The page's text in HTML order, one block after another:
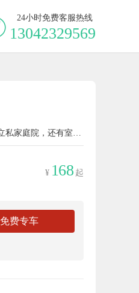
24小时免费客服热线
13042329569
藏匿于小河畔的芸郗小院，是豆妈一家匠心打造的温馨小野墅。这里不仅有独立私家庭院，还有室内/室外厨房，24小时热水与进口清洁用品，让团队在享受自然的同时，也能拥有家的舒适。小院提供用品用具调料，但食材需要自备哦！
¥ 168 起
免费专车